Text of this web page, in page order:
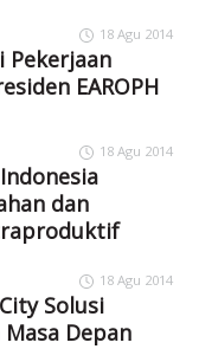
18 Agu 2014
Pekerjaan
EAROPH
18 Agu 2014
dan
18 Agu 2014
Solusi
Depan